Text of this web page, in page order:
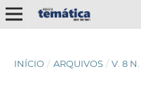
INÍCIO / ARQUIVOS / V. 8